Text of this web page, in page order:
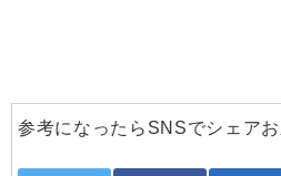
参考になったらSNSでシェアお